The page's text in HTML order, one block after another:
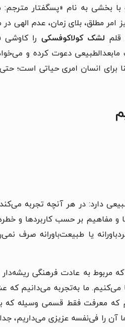
به نام «پسگفتار مترجم:
امر مطلق، بلای زمان، عدم الهی
لشک کولاکوفسکی را
دعوت کرده و
انسان امری حیاتی است؛
دارد: در هر آنچه تجربه می‌کند
و مفاهیم بر حسب کاربردها و
یا طبیعت‌باورانه صرف
که مربوط به عادت فرهنگی
می‌کنیم. ما به‌تجربه می‌دانیم
که معرفت فقط قسمی وسیله که
فی‌نفسه عزیزی می‌داریم،